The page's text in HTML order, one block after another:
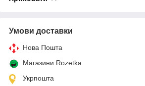
Умови доставки
Нова Пошта
Магазини Rozetka
Укрпошта